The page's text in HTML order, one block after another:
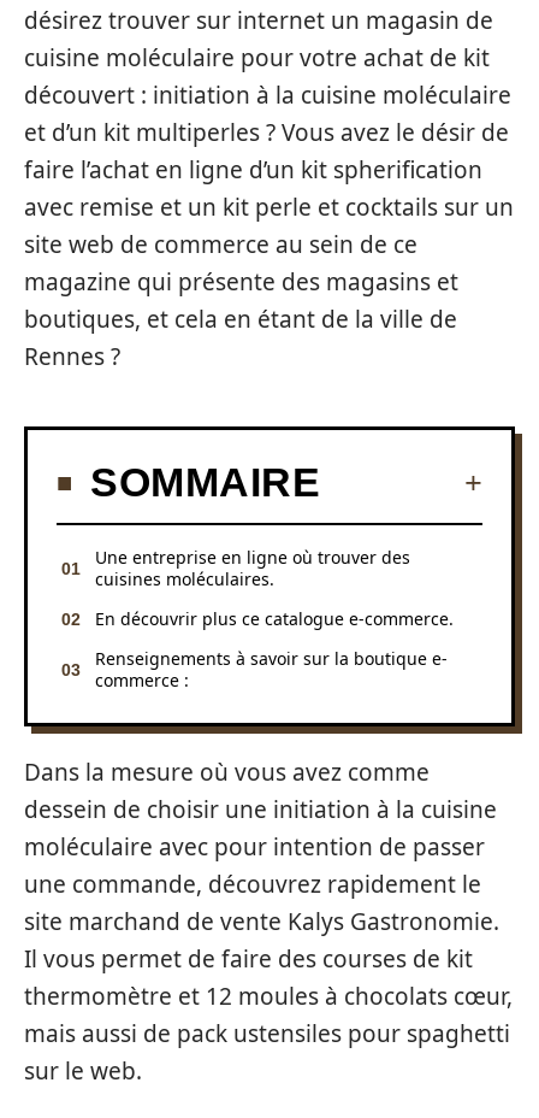
désirez trouver sur internet un magasin de
cuisine moléculaire pour votre achat de kit
découvert : initiation à la cuisine moléculaire
et d’un kit multiperles ? Vous avez le désir de
faire l’achat en ligne d’un kit spherification
avec remise et un kit perle et cocktails sur un
site web de commerce au sein de ce
magazine qui présente des magasins et
boutiques, et cela en étant de la ville de
Rennes ?
SOMMAIRE
Une entreprise en ligne où trouver des
cuisines moléculaires.
En découvrir plus ce catalogue e-commerce.
Renseignements à savoir sur la boutique e-
commerce :
Dans la mesure où vous avez comme
dessein de choisir une initiation à la cuisine
moléculaire avec pour intention de passer
une commande, découvrez rapidement le
site marchand de vente Kalys Gastronomie.
Il vous permet de faire des courses de kit
thermomètre et 12 moules à chocolats cœur,
mais aussi de pack ustensiles pour spaghetti
sur le web.